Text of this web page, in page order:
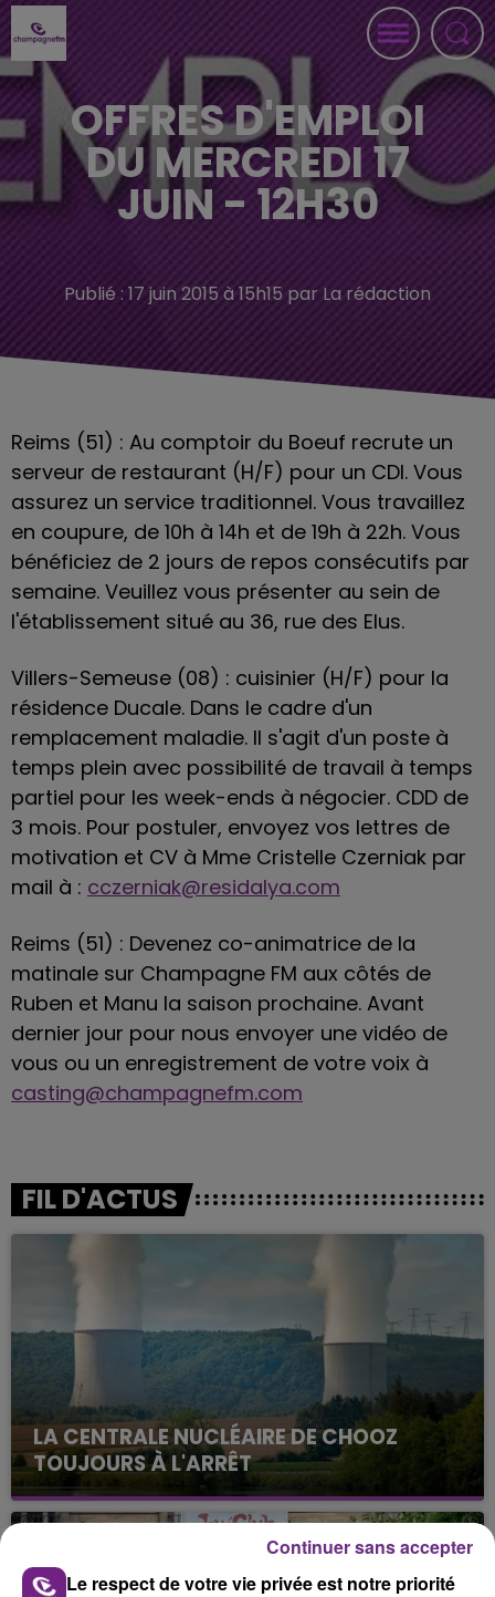
OFFRES D'EMPLOI
DU MERCREDI 17
JUIN - 12H30
Publié : 17 juin 2015 à 15h15 par La rédaction
Reims (51) : Au comptoir du Boeuf recrute un
serveur de restaurant (H/F) pour un CDI. Vous
assurez un service traditionnel. Vous travaillez
en coupure, de 10h à 14h et de 19h à 22h. Vous
bénéficiez de 2 jours de repos consécutifs par
semaine. Veuillez vous présenter au sein de
l'établissement situé au 36, rue des Elus.
Villers-Semeuse (08) : cuisinier (H/F) pour la
résidence Ducale. Dans le cadre d'un
remplacement maladie. Il s'agit d'un poste à
temps plein avec possibilité de travail à temps
partiel pour les week-ends à négocier. CDD de
3 mois. Pour postuler, envoyez vos lettres de
motivation et CV à Mme Cristelle Czerniak par
mail à : cczerniak@residalya.com
Reims (51) : Devenez co-animatrice de la
matinale sur Champagne FM aux côtés de
Ruben et Manu la saison prochaine. Avant
dernier jour pour nous envoyer une vidéo de
vous ou un enregistrement de votre voix à
casting@champagnefm.com
FIL D'ACTUS
LA CENTRALE NUCLÉAIRE DE CHOOZ
TOUJOURS À L'ARRÊT
Cela fait déjà une semaine que la centrale
nucléaire ardennaise est à l'arrêt. Une situation
justifiée par la sécheresse intense qui est toujours
présente.Le respect de votre vie privée est notre priorité
Continuer sans accepter